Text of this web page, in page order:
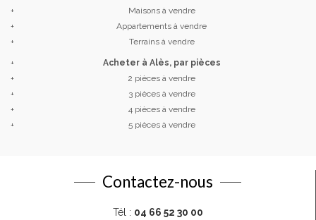
+
Maisons à vendre
+
Appartements à vendre
+
Terrains à vendre
+
Acheter à Alès, par pièces
+
2 pièces à vendre
+
3 pièces à vendre
+
4 pièces à vendre
+
5 pièces à vendre
Contactez-nous
Tél : 04 66 52 30 00